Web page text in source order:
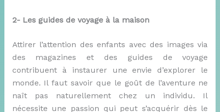
2- Les guides de voyage à la maison
Attirer l’attention des enfants avec des images via
des magazines et des guides de voyage
contribuent à instaurer une envie d’explorer le
monde. Il faut savoir que le goût de l’aventure ne
naît pas naturellement chez un individu. Il
nécessite une passion qui peut s’acquérir dès le